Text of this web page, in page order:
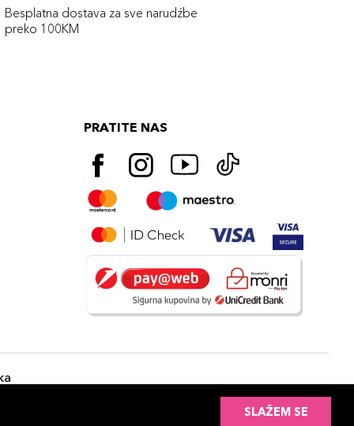
SLAŽEM SE
Besplatna dostava za sve narudźbe
preko 100KM
PRATITE NAS